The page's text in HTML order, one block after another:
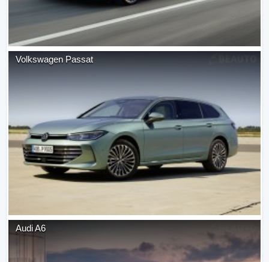
Volkswagen Passat
AudiA6